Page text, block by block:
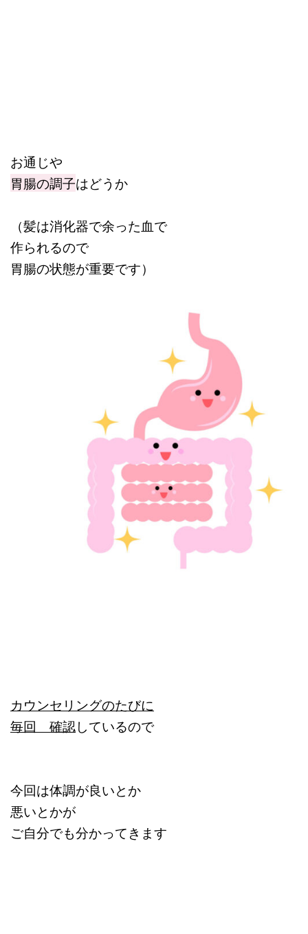
お通じや
胃腸の調子はどうか
（髪は消化器で余った血で
作られるので
胃腸の状態が重要です）
カウンセリングのたびに
毎回 確認しているので
今回は体調が良いとか
悪いとかが
ご自分でも分かってきます